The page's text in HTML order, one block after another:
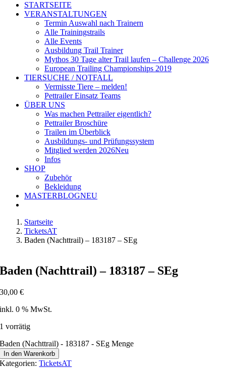
STARTSEITE
VERANSTALTUNGEN
Termin Auswahl nach Trainern
Alle Trainingstrails
Alle Events
Ausbildung Trail Trainer
Mythos 30 Tage alter Trail laufen – Challenge 2026
European Trailing Championships 2019
TIERSUCHE / NOTFALL
Vermisste Tiere – melden!
Pettrailer Einsatz Teams
ÜBER UNS
Was machen Pettrailer eigentlich?
Pettrailer Broschüre
Trailen im Überblick
Ausbildungs- und Prüfungssystem
Mitglied werden 2026Neu
Infos
SHOP
Zubehör
Bekleidung
MASTERBLOGNEU
Startseite
TicketsAT
Baden (Nachttrail) – 183187 – SEg
Baden (Nachttrail) – 183187 – SEg
30,00€
inkl. 0 % MwSt.
1 vorrätig
Baden (Nachttrail) - 183187 - SEg Menge
In den Warenkorb
Kategorien:TicketsAT